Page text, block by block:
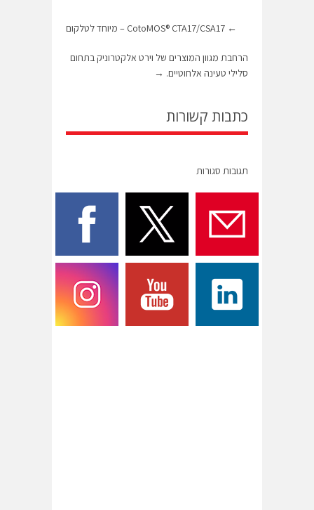
←
הרחבת מגוון המוצרים של וירט אלקטרוניק בתחום
סלילי טעינה אלחוטיים. →
כתבות קשורות
תגובות סגורות